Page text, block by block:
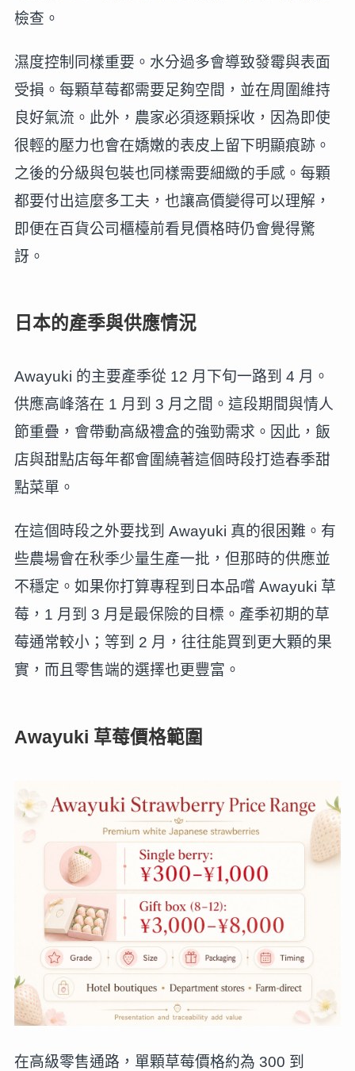
檢查。
濕度控制同樣重要。水分過多會導致發霉與表面
受損。每顆草莓都需要足夠空間，並在周圍維持
良好氣流。此外，農家必須逐顆採收，因為即使
很輕的壓力也會在嬌嫩的表皮上留下明顯痕跡。
之後的分級與包裝也同樣需要細緻的手感。每顆
都要付出這麼多工夫，也讓高價變得可以理解，
即便在百貨公司櫃檯前看見價格時仍會覺得驚
訝。
日本的產季與供應情況
Awayuki 的主要產季從 12 月下旬一路到 4 月。
供應高峰落在 1 月到 3 月之間。這段期間與情人
節重疊，會帶動高級禮盒的強勁需求。因此，飯
店與甜點店每年都會圍繞著這個時段打造春季甜
點菜單。
在這個時段之外要找到 Awayuki 真的很困難。有
些農場會在秋季少量生產一批，但那時的供應並
不穩定。如果你打算專程到日本品嚐 Awayuki 草
莓，1 月到 3 月是最保險的目標。產季初期的草
莓通常較小；等到 2 月，往往能買到更大顆的果
實，而且零售端的選擇也更豐富。
Awayuki 草莓價格範圍
在高級零售通路，單顆草莓價格約為 300 到